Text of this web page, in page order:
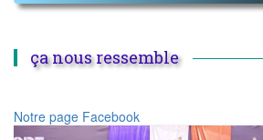
ça nous ressemble
Notre page Facebook